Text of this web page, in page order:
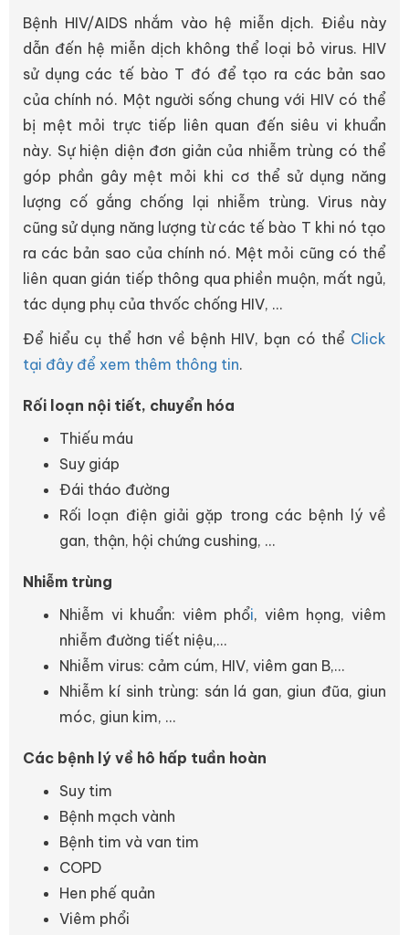
Bệnh HIV/AIDS nhắm vào hệ miễn dịch. Điều này
dẫn đến hệ miễn dịch không thể loại bỏ virus. HIV
sử dụng các tế bào T đó để tạo ra các bản sao
của chính nó. Một người sống chung với HIV có thể
bị mệt mỏi trực tiếp liên quan đến siêu vi khuẩn
này. Sự hiện diện đơn giản của nhiễm trùng có thể
góp phần gây mệt mỏi khi cơ thể sử dụng năng
lượng cố gắng chống lại nhiễm trùng. Virus này
cũng sử dụng năng lượng từ các tế bào T khi nó tạo
ra các bản sao của chính nó. Mệt mỏi cũng có thể
liên quan gián tiếp thông qua phiền muộn, mất ngủ,
tác dụng phụ của thvốc chống HIV, ...
Để hiểu cụ thể hơn về bệnh HIV, bạn có thể Click
tại đây để xem thêm thông tin.
Rối loạn nội tiết, chuyển hóa
Thiếu máu
Suy giáp
Đái tháo đường
Rối loạn điện giải gặp trong các bệnh lý về
gan, thận, hội chứng cushing, ...
Nhiễm trùng
Nhiễm vi khuẩn: viêm phổi, viêm họng, viêm
nhiễm đường tiết niệu,...
Nhiễm virus: cảm cúm, HIV, viêm gan B,...
Nhiễm kí sinh trùng: sán lá gan, giun đũa, giun
móc, giun kim, ...
Các bệnh lý về hô hấp tuần hoàn
Suy tim
Bệnh mạch vành
Bệnh tim và van tim
COPD
Hen phế quản
Viêm phổi